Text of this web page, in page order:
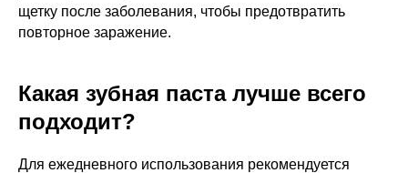
щетку после заболевания, чтобы предотвратить
повторное заражение.
Какая зубная паста лучше всего
подходит?
Для ежедневного использования рекомендуется